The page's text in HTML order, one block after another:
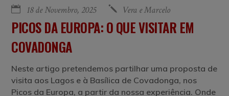
18 de Novembro, 2025 Vera e Marcelo
PICOS DA EUROPA: O QUE VISITAR EM
COVADONGA
Neste artigo pretendemos partilhar uma proposta de
visita aos Lagos e à Basílica de Covadonga, nos
Picos da Europa, a partir da nossa experiência. Onde